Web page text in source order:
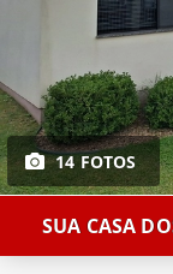
14 FOTOS
SUA CASA